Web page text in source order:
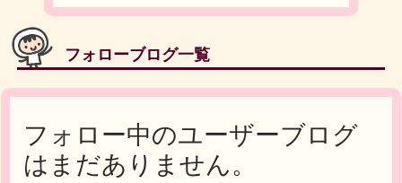
フォローブログ一覧
フォロー中のユーザーブログ
はまだありません。